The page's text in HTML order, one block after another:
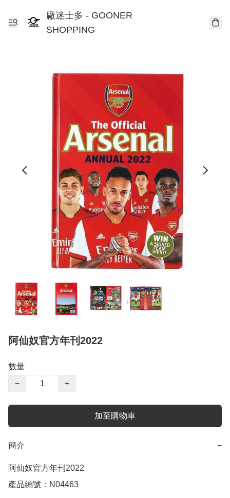
廠迷士多 - GOONER
SHOPPING
阿仙奴官方年刊2022
數量
−
+
加至購物車
簡介 −
阿仙奴官方年刊2022
產品編號：N04463